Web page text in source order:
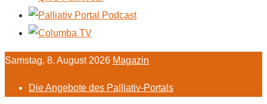
Samstag, 8. August 2026 Magazin
Die Angebote des Palliativ-Portals